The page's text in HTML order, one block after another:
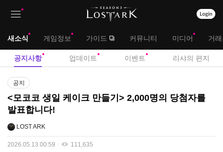
대
새소식 게임정보 가이드 커뮤니티 미디어 거
메
공지사항 업데이트 이벤트 리샤의 편지
공
사
항
공지
<모코코 생일 케이크 만들기> 2,000명의 당첨자를
발표합니다!
LOST ARK
2026.05.13 00:59 111,635